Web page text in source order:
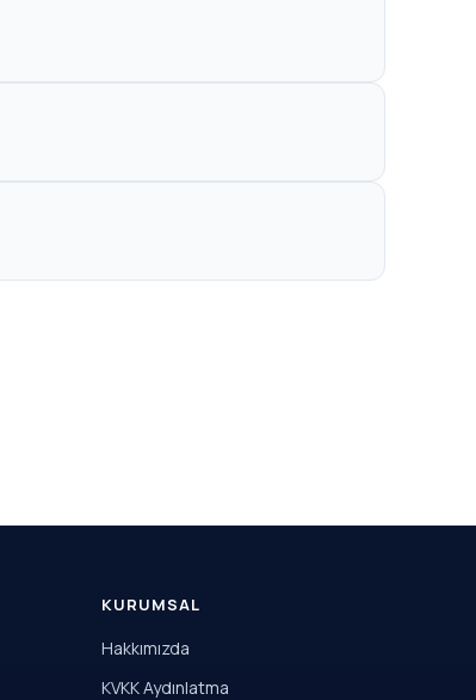
KURUMSAL
Hakkımızda
KVKK Aydınlatma